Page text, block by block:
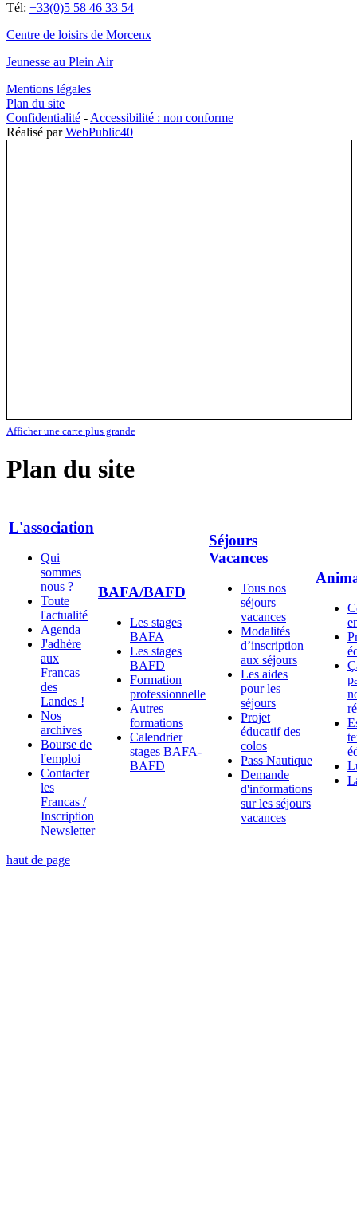
Tél: +33(0)5 58 46 33 54
Centre de loisirs de Morcenx
Jeunesse au Plein Air
Mentions légales
Plan du site
Confidentialité - Accessibilité : non conforme
Réalisé parWebPublic40
Afficher une carte plus grande
Plan du site
L'association
Qui
sommes
nous ?
Toute
l'actualité
Agenda
J'adhère
aux
Francas
des
Landes !
Nos
archives
Bourse de
l'emploi
Contacter
les
Francas /
Inscription
Newsletter
BAFA/BAFD
Les stages
BAFA
Les stages
BAFD
Formation
professionnelle
Autres
formations
Calendrier
stages BAFA-
BAFD
Séjours
Vacances
Tous nos
séjours
vacances
Modalités
d’inscription
aux séjours
Les aides
pour les
séjours
Projet
éducatif des
colos
Pass Nautique
Demande
d'informations
sur les séjours
vacances
haut de page